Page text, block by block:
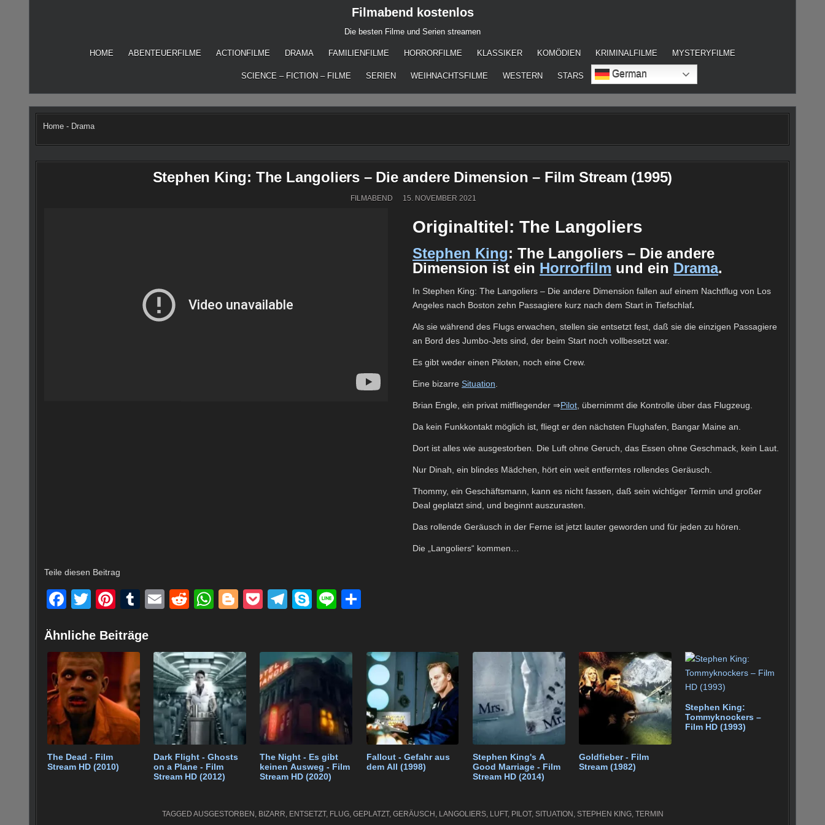
Filmabend kostenlos
Die besten Filme und Serien streamen
HOME ABENTEUERFILME ACTIONFILME DRAMA FAMILIENFILME HORRORFILME KLASSIKER KOMÖDIEN KRIMINALFILME MYSTERYFILME
SCIENCE – FICTION – FILME SERIEN WEIHNACHTSFILME WESTERN STARS German
Home - Drama
Stephen King: The Langoliers – Die andere Dimension – Film Stream (1995)
FILMABEND 15. NOVEMBER 2021
Originaltitel: The Langoliers
Stephen King: The Langoliers – Die andere
Dimension ist ein Horrorfilm und ein Drama.
In Stephen King: The Langoliers – Die andere Dimension fallen auf einem Nachtflug von Los
Angeles nach Boston zehn Passagiere kurz nach dem Start in Tiefschlaf.
Als sie während des Flugs erwachen, stellen sie entsetzt fest, daß sie die einzigen Passagiere
an Bord des Jumbo-Jets sind, der beim Start noch vollbesetzt war.
Es gibt weder einen Piloten, noch eine Crew.
Eine bizarre Situation
Brian Engle, ein privat mitfliegender ⇒Pilot , übernimmt die Kontrolle über das Flugzeug.
Da kein Funkkontakt möglich ist, fliegt er den nächsten Flughafen, Bangar Maine an.
Dort ist alles wie ausgestorben. Die Luft ohne Geruch, das Essen ohne Geschmack, kein Laut.
Nur Dinah, ein blindes Mädchen, hört ein weit entferntes rollendes Geräusch.
Thommy, ein Geschäftsmann, kann es nicht fassen, daß sein wichtiger Termin und großer
Deal geplatzt sind, und beginnt auszurasten.
Das rollende Geräusch in der Ferne ist jetzt lauter geworden und für jeden zu hören.
Die „Langoliers“ kommen…
Teile diesen Beitrag
F
c
e
b
o
o
k
T
tt
er
Pi
er
e
st
T
m
bl
E
R
di
t
W
s
A
p
p
Bl
g
er
P
et
T
gr
a
m
S
e
Li
n
Ähnliche Beiträge
The Dead - Film
Stream HD (2010)
Dark Flight - Ghosts
on a Plane - Film
Stream HD (2012)
The Night - Es gibt
keinen Ausweg - Film
Stream HD (2020)
Fallout - Gefahr aus
dem All (1998)
Stephen King's A
Good Marriage - Film
Stream HD (2014)
Goldfieber - Film
Stream (1982)
Stephen King:
Tommyknockers –
Film HD (1993)
TAGGED AUSGESTORBEN BIZARR ENTSETZT, FLUG, GEPLATZT, GERÄUSCH LANGOLIERS, LUFT, PILOT, SITUATION STEPHEN KING, TERMIN